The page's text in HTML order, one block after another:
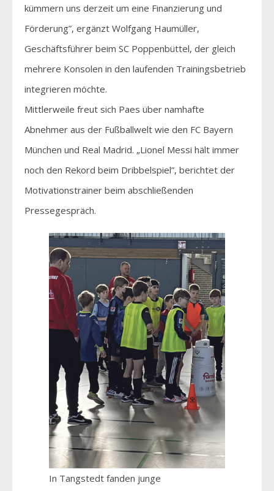
kümmern uns derzeit um eine Finanzierung und
Förderung”, ergänzt Wolfgang Haumüller,
Geschäftsführer beim SC Poppenbüttel, der gleich
mehrere Konsolen in den laufenden Trainingsbetrieb
integrieren möchte.
Mittlerweile freut sich Paes über namhafte
Abnehmer aus der Fußballwelt wie den FC Bayern
München und Real Madrid. „Lionel Messi hält immer
noch den Rekord beim Dribbelspiel”, berichtet der
Motivationstrainer beim abschließenden
Pressegespräch.
In Tangstedt fanden junge